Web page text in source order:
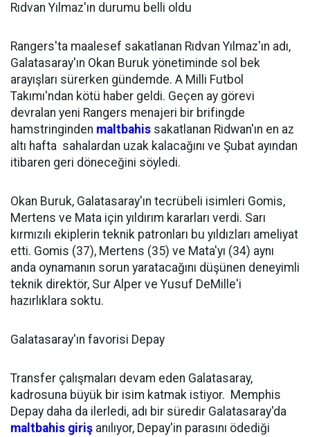
Rıdvan Yılmaz'ın durumu belli oldu
Rangers'ta maalesef sakatlanan Rıdvan Yılmaz'ın adı,
Galatasaray'ın Okan Buruk yönetiminde sol bek
arayışları sürerken gündemde. A Milli Futbol
Takımı'ndan kötü haber geldi. Geçen ay görevi
devralan yeni Rangers menajeri bir brifingde
hamstringinden maltbahis sakatlanan Ridwan'ın en az
altı hafta sahalardan uzak kalacağını ve Şubat ayından
itibaren geri döneceğini söyledi.
Okan Buruk, Galatasaray'ın tecrübeli isimleri Gomis,
Mertens ve Mata için yıldırım kararları verdi. Sarı
kırmızılı ekiplerin teknik patronları bu yıldızları ameliyat
etti. Gomis (37), Mertens (35) ve Mata'yı (34) aynı
anda oynamanın sorun yaratacağını düşünen deneyimli
teknik direktör, Sur Alper ve Yusuf DeMille'i
hazırlıklara soktu.
Galatasaray'ın favorisi Depay
Transfer çalışmaları devam eden Galatasaray,
kadrosuna büyük bir isim katmak istiyor. Memphis
Depay daha da ilerledi, adı bir süredir Galatasaray'da
maltbahis giriş anılıyor, Depay'in parasını ödediği